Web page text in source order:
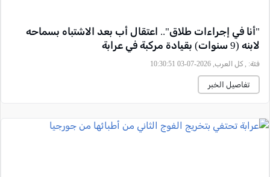
"أنا في إجراءات طلاق".. اعتقال أب بعد الاشتباه بسماحه
لابنه (9 سنوات) بقيادة مركبة في عرابة
فئة: , كل العرب, 2026-07-03 10:30:51
تفاصيل الخبر